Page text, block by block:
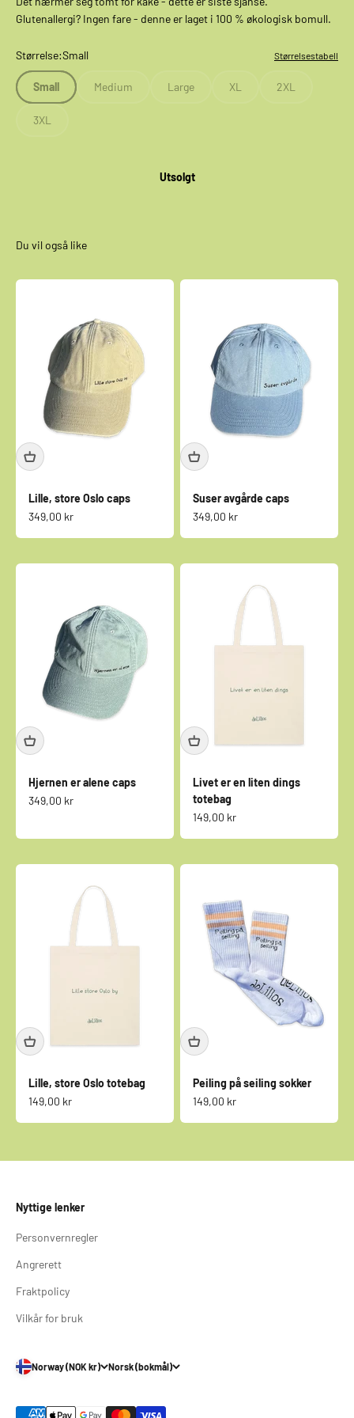
Glutenallergi? Ingen fare - denne er laget i 100 % økologisk bomull.
Størrelse:Small Størrelsestabell
Small Medium Large XL 2XL
3XL
Utsolgt
Lille, store Oslo caps
Salgspris
349,00 kr
Suser avgårde caps
Salgspris
349,00 kr
Hjernen er alene caps
Salgspris
349,00 kr
Livet er en liten dings
totebag
Salgspris
149,00 kr
Lille, store Oslo totebag
Salgspris
149,00 kr
Peiling på seiling sokker
Salgspris
149,00 kr
Nyttige lenker
Personvernregler
Angrerett
Fraktpolicy
Vilkår for bruk
Norway (NOK kr) Norsk (bokmål)